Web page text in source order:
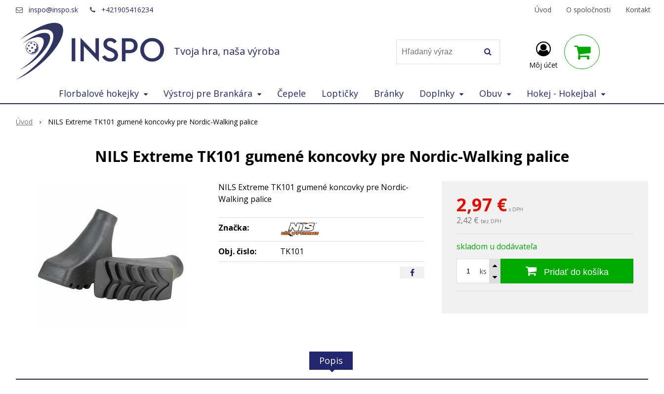
Tvoja hra, naša výroba
inspo@inspo.sk +421905416234 Úvod O spoločnosti Kontakt
Môj účet
Florbalové hokejky Výstroj pre Brankára Čepele Loptičky Bránky Doplnky Obuv Hokej - Hokejbal
Úvod NILS Extreme TK101 gumené koncovky pre Nordic-Walking palice
NILS Extreme TK101 gumené koncovky pre Nordic-Walking palice
2,97 € s DPH
2,42 € bez DPH
skladom u dodávateľa
ks Pridať do košíka
NILS Extreme TK101 gumené koncovky pre Nordic-
Walking palice
Značka:
Obj. čislo: TK101
Popis